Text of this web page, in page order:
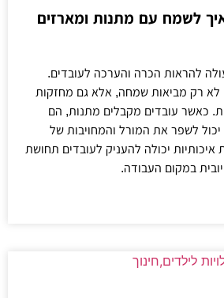
לשמח עם מתנות ומארזים
להראות הכרה והערכה לעובדים.
לא רק מביאות שמחה, אלא גם מחזקות
כאשר עובדים מקבלים מתנות, הם
יכול לשפר את המורל והמחויבות של
יכולה להעניק לעובדים תחושת
במקום העבודה.